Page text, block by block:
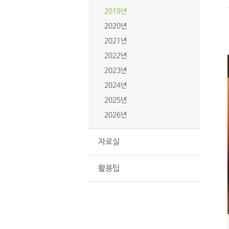
2019년
2020년
2021년
2022년
2023년
2024년
2025년
2026년
자료실
활용팁